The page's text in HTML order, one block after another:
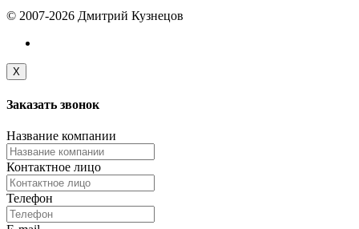
© 2007-2026 Дмитрий Кузнецов
X
Заказать звонок
Название компании
Контактное лицо
Телефон